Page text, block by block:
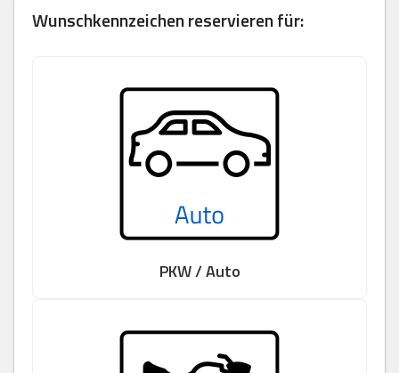
Wunschkennzeichen reservieren für:
PKW / Auto